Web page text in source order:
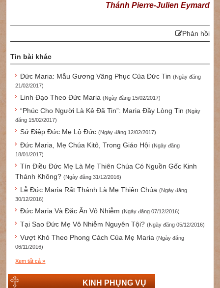
Thánh Pierre-Julien Eymard
Phản hồi
Tin bài khác
Đức Maria: Mẫu Gương Vâng Phục Của Đức Tin(Ngày đăng
21/02/2017)
Linh Đạo Theo Đức Maria(Ngày đăng 15/02/2017)
“Phúc Cho Người Là Kẻ Ðã Tin”: Maria Ðầy Lòng Tin(Ngày
đăng 15/02/2017)
Sứ Điệp Đức Mẹ Lộ Đức(Ngày đăng 12/02/2017)
Đức Maria, Mẹ Chúa Kitô, Trong Giáo Hội(Ngày đăng
18/01/2017)
Tín Điều Đức Mẹ Là Mẹ Thiên Chúa Có Nguồn Gốc Kinh
Thánh Không?(Ngày đăng 31/12/2016)
Lễ Đức Maria Rất Thánh Là Mẹ Thiên Chúa(Ngày đăng
30/12/2016)
Đức Maria Và Đặc Ân Vô Nhiễm(Ngày đăng 07/12/2016)
Tại Sao Đức Mẹ Vô Nhiễm Nguyên Tội?(Ngày đăng 05/12/2016)
Vượt Khó Theo Phong Cách Của Mẹ Maria(Ngày đăng
06/11/2016)
Xem tất cả »
KINH PHỤNG VỤ